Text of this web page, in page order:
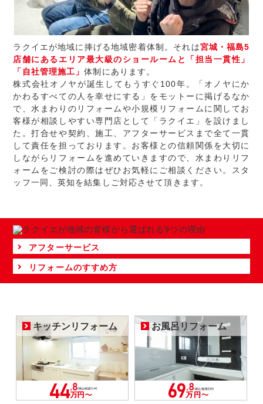
ラクイエが地域に捧げる地域密着体制。それは宮城・福島5
店舗にあるエリア最大級のショールームと「担当一貫性」
「自社管理施工」体制にあります。
株式会社オノヤが誕生してもうすぐ100年。「オノヤにか
かわるすべての人を幸せにする」をモットーに掲げるなか
で、水まわりのリフォームや小規模リフォームに関してお
客様が相談しやすい専門店として「ラクイエ」を設けまし
た。打合せや契約、施工、アフターサービスまで全て一貫
して責任を担っております。お客様との信頼関係を大切に
しながらリフォームを進めていきますので、水まわりリフ
ォームをご検討の際はぜひお気軽にご相談ください。スタ
ッフ一同、英知を結集しご対応させて頂きます。
アフターサービス
リフォームのすすめ方
キッチンリフォーム お風呂リフォーム